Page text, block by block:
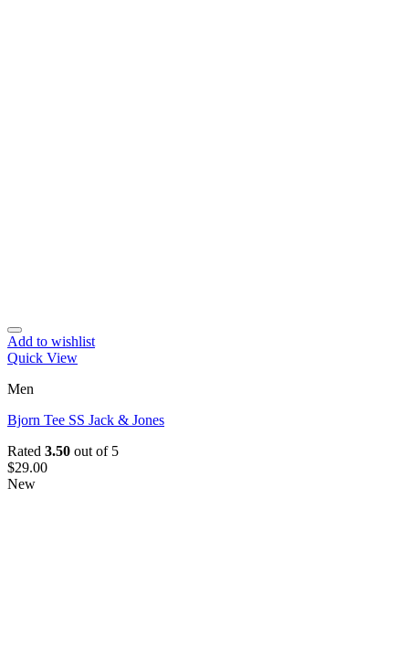
Add to wishlist
Quick View
Men
Bjorn Tee SS Jack & Jones
Rated 3.50 out of 5
$29.00
New